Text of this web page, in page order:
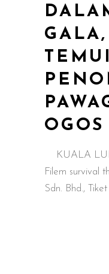
TEMUI
OGOS
KUALA
Filem survival
Sdn. Bhd.,